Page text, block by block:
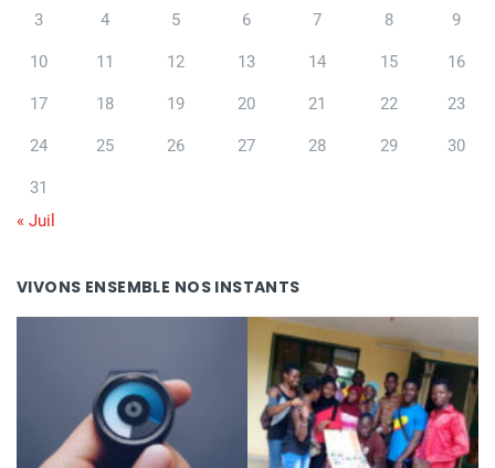
3 4 5 6 7 8 9
10 11 12 13 14 15 16
17 18 19 20 21 22 23
24 25 26 27 28 29 30
31
« Juil
VIVONS ENSEMBLE NOS INSTANTS